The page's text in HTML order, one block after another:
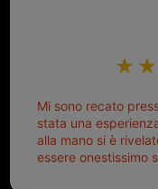
Mi sono recato
stata una
alla mano si è
essere onestissimo